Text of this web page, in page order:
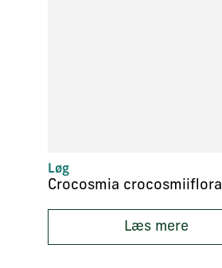
Løg
Crocosmia crocosmiiflora
Læs mere